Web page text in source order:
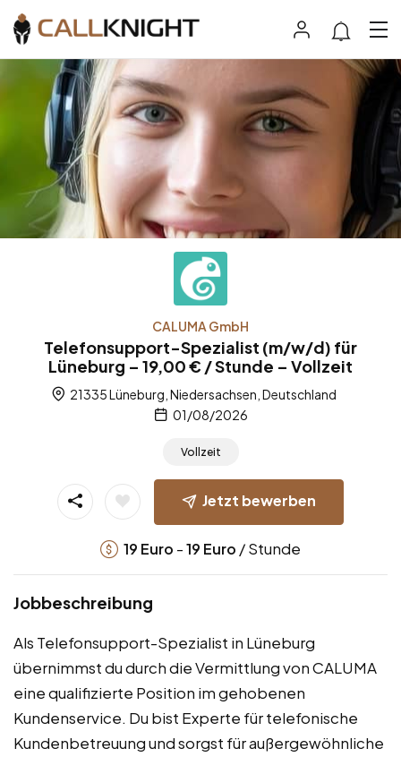
CALUMA GmbH
Telefonsupport-Spezialist (m/w/d) für
Lüneburg – 19,00 € / Stunde – Vollzeit
21335 Lüneburg, Niedersachsen, Deutschland
01/08/2026
Vollzeit
Jetzt bewerben
19 Euro -19 Euro / Stunde
Jobbeschreibung
Als Telefonsupport-Spezialist in Lüneburg
übernimmst du durch die Vermittlung von CALUMA
eine qualifizierte Position im gehobenen
Kundenservice. Du bist Experte für telefonische
Kundenbetreuung und sorgst für außergewöhnliche